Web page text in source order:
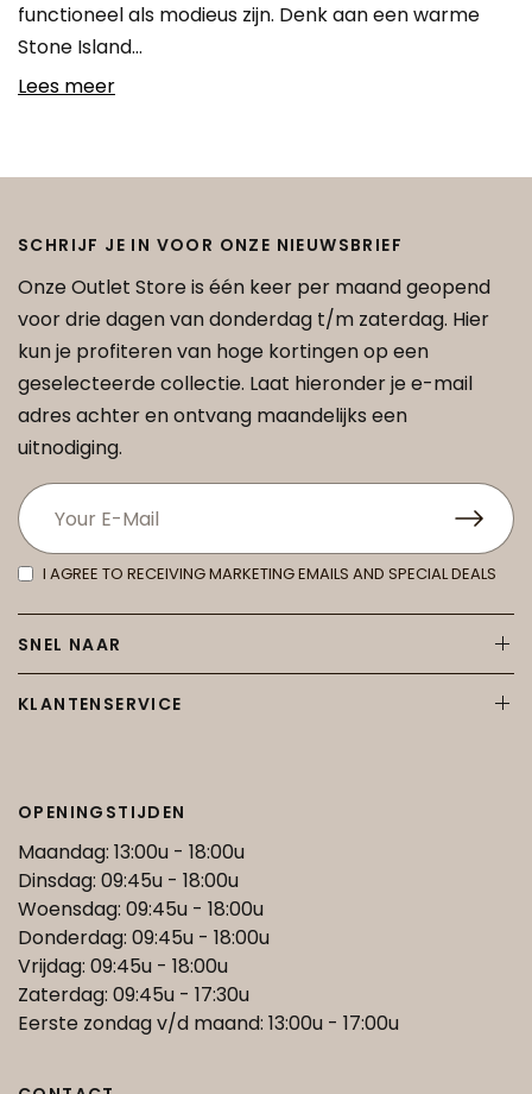
functioneel als modieus zijn. Denk aan een warme
Stone Island…
Lees meer
SCHRIJF JE IN VOOR ONZE NIEUWSBRIEF
Onze Outlet Store is één keer per maand geopend
voor drie dagen van donderdag t/m zaterdag. Hier
kun je profiteren van hoge kortingen op een
geselecteerde collectie. Laat hieronder je e-mail
adres achter en ontvang maandelijks een
uitnodiging.
I AGREE TO RECEIVING MARKETING EMAILS AND SPECIAL DEALS
SNEL NAAR
KLANTENSERVICE
OPENINGSTIJDEN
Maandag: 13:00u - 18:00u
Dinsdag: 09:45u - 18:00u
Woensdag: 09:45u - 18:00u
Donderdag: 09:45u - 18:00u
Vrijdag: 09:45u - 18:00u
Zaterdag: 09:45u - 17:30u
Eerste zondag v/d maand: 13:00u - 17:00u